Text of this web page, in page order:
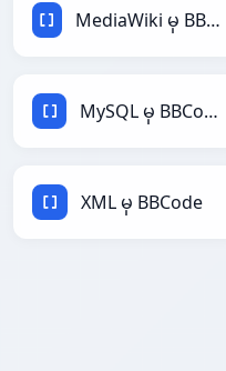
MediaWiki မှ BBCode
MySQL မှ BBCode
XML မှ BBCode